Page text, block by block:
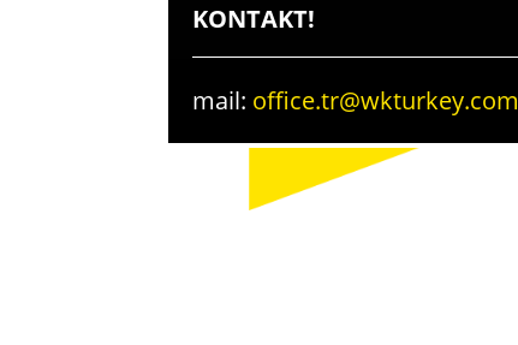
KONTAKT!
mail: office.tr@wkturkey.com